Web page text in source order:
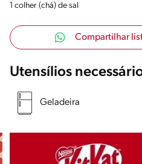
1 colher (chá) de sal
Compartilhar
Utensílios
Geladeira